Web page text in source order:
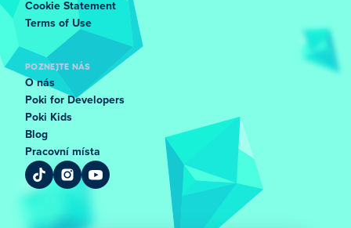
Cookie Statement
Terms of Use
POZNEJTE NÁS
O nás
Poki for Developers
Poki Kids
Blog
Pracovní místa